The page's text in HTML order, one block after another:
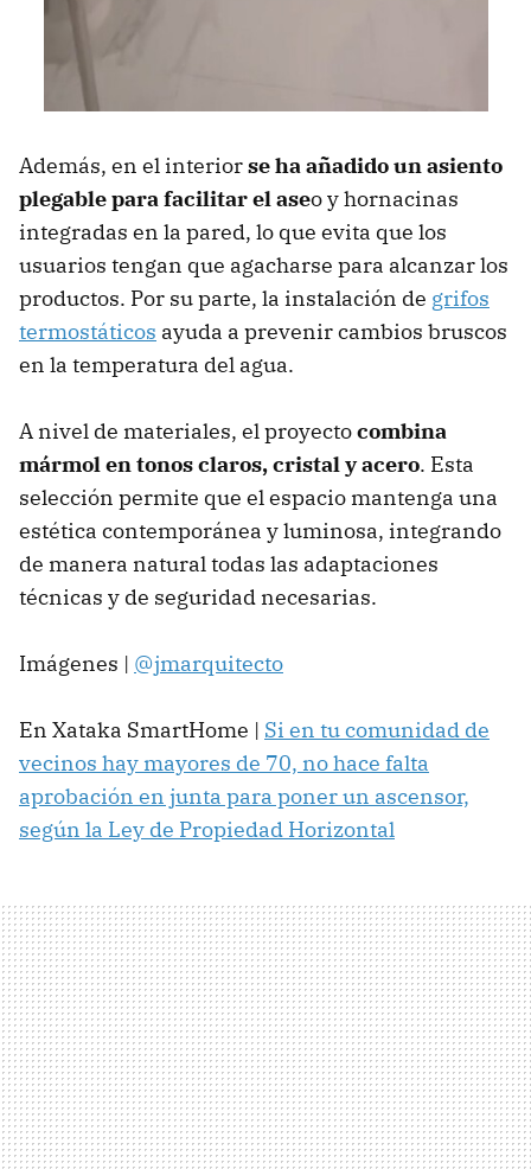
Además, en el interiorse ha añadido un asiento
plegable para facilitar el aseo y hornacinas
integradas en la pared, lo que evita que los
usuarios tengan que agacharse para alcanzar los
productos. Por su parte, la instalación de grifos
termostáticos ayuda a prevenir cambios bruscos
en la temperatura del agua.
A nivel de materiales, el proyectocombina
mármol en tonos claros, cristal y acero. Esta
selección permite que el espacio mantenga una
estética contemporánea y luminosa, integrando
de manera natural todas las adaptaciones
técnicas y de seguridad necesarias.
Imágenes | @jmarquitecto
En Xataka SmartHome | Si en tu comunidad de
vecinos hay mayores de 70, no hace falta
aprobación en junta para poner un ascensor,
según la Ley de Propiedad Horizontal